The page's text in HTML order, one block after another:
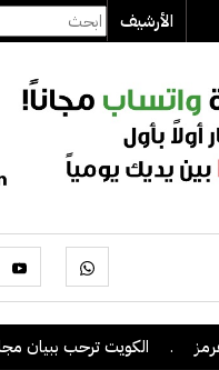
الأرشيف
الكويت ترحب ببيان مجلس الأمن